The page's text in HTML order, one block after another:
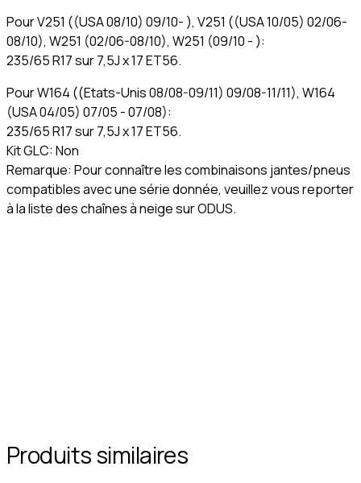
Pour V251 ((USA 08/10) 09/10- ), V251 ((USA 10/05) 02/06-
08/10), W251 (02/06-08/10), W251 (09/10 - ):
235/65 R17 sur 7,5J x 17 ET56.
Pour W164 ((Etats-Unis 08/08-09/11) 09/08-11/11), W164
(USA 04/05) 07/05 - 07/08):
235/65 R17 sur 7,5J x 17 ET56.
Kit GLC: Non
Remarque: Pour connaître les combinaisons jantes/pneus
compatibles avec une série donnée, veuillez vous reporter
à la liste des chaînes à neige sur ODUS.
Produits similaires